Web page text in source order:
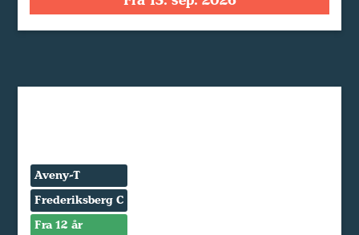
Aveny-T
Frederiksberg C
Fra 12 år